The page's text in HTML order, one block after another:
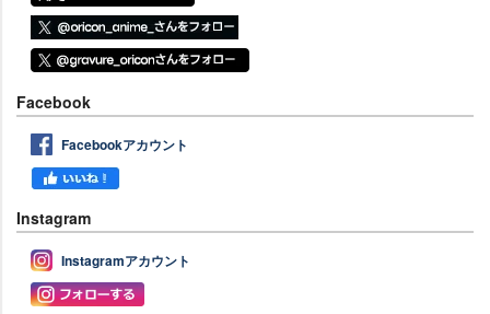
Facebook
Facebookアカウント
Instagram
Instagramアカウント